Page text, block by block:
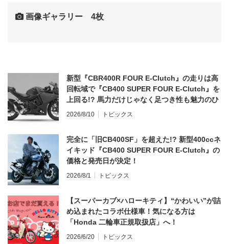
画像ギャラリー 4枚
新型『CBR400R FOUR E-Clutch』の走りは高
回転域で『CB400 SUPER FOUR E-Clutch』を
上回る!? 馬力だけじゃなく足つき性も魅力のひ
とつ！
2026/8/10 トピックス
完全に「旧CB400SF」を超えた!? 新型400ccネ
イキッド『CB400 SUPER FOUR E-Clutch』の
価格と発売日が決定！
2026/8/1 トピックス
【スーパーカブ×ハローキティ】“かわいい”が詰
め込まれたコラボ仕様車！気になる方は
「Honda 二輪車正規取扱店」へ！
2026/6/20 トピックス